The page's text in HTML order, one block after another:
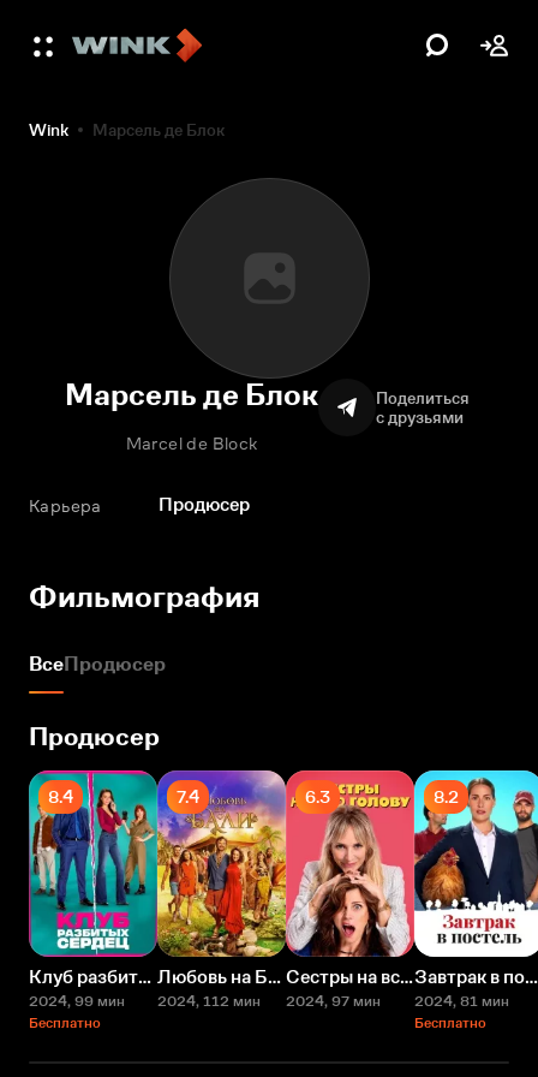
Wink Марсель де Блок
Марсель де Блок
Marcel de Block
Поделиться
с друзьями
Карьера Продюсер
Фильмография
ВсеПродюсер
Продюсер
8.4
Клуб разбитых сердец
2024, 99 мин
Бесплатно
7.4
Любовь на Бали
2024, 112 мин
6.3
Сестры на всю голову
2024, 97 мин
8.2
Завтрак в постель
2024, 81 мин
Бесплатно